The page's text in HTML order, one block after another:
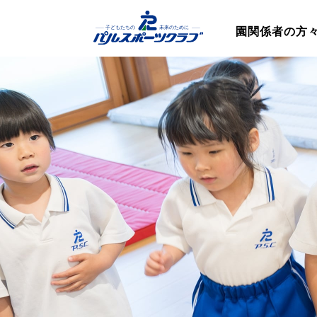
園関係者の方